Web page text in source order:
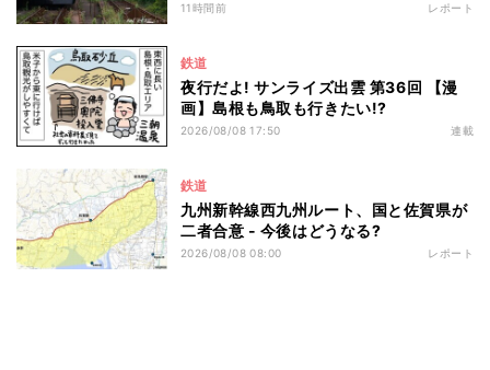
11時間前 レポート
鉄道
夜行だよ! サンライズ出雲 第36回 【漫
画】島根も鳥取も行きたい!?
2026/08/08 17:50 連載
鉄道
九州新幹線西九州ルート、国と佐賀県が
二者合意 - 今後はどうなる?
2026/08/08 08:00 レポート